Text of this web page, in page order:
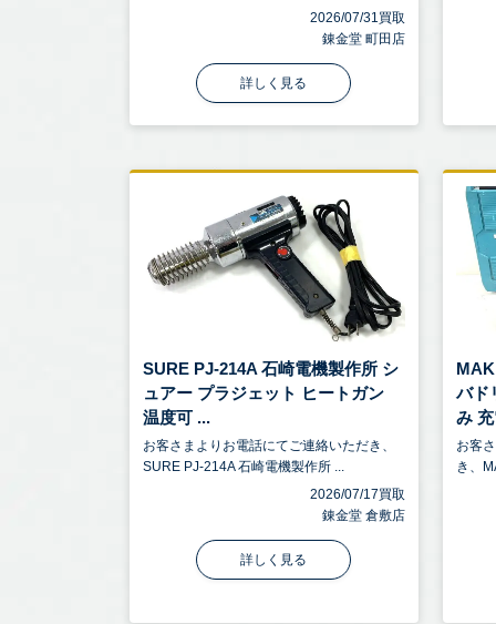
2026/07/31買取
錬金堂 町田店
詳しく見る
SURE PJ-214A 石崎電機製作所 シ
ュアー プラジェット ヒートガン
温度可 ...
お客さまよりお電話にてご連絡いただき、
SURE PJ-214A 石崎電機製作所 ...
2026/07/17買取
錬金堂 倉敷店
詳しく見る
バド
み
お客
き、